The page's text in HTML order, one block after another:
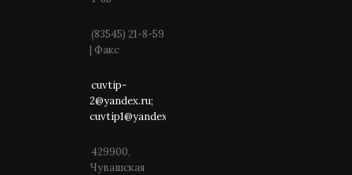
(83545) 21-8-59
| Факс
cuvtip-
2@yandex.ru;
cuvtip1@yandex.ru
429900,
Чувашская